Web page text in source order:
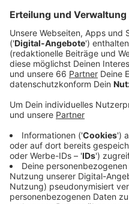
Anzeige
Unter dem Titel "
kommenden Wochen
Gedenkveranstaltungen